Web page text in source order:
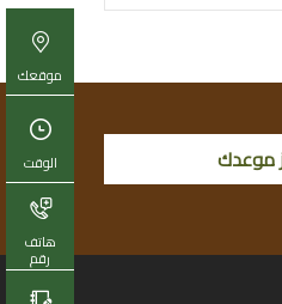
موقعك
الوقت
هاتف
رقم
موعدك